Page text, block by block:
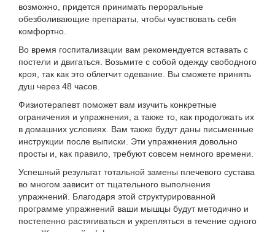
возможно, придется принимать пероральные
обезболивающие препараты, чтобы чувствовать себя
комфортно.
Во время госпитализации вам рекомендуется вставать с
постели и двигаться. Возьмите с собой одежду свободного
кроя, так как это облегчит одевание. Вы сможете принять
душ через 48 часов.
Физиотерапевт поможет вам изучить конкретные
ограничения и упражнения, а также то, как продолжать их
в домашних условиях. Вам также будут даны письменные
инструкции после выписки. Эти упражнения довольно
просты и, как правило, требуют совсем немного времени.
Успешный результат тотальной замены плечевого сустава
во многом зависит от тщательного выполнения
упражнений. Благодаря этой структурированной
программе упражнений ваши мышцы будут методично и
постепенно растягиваться и укрепляться в течение одного